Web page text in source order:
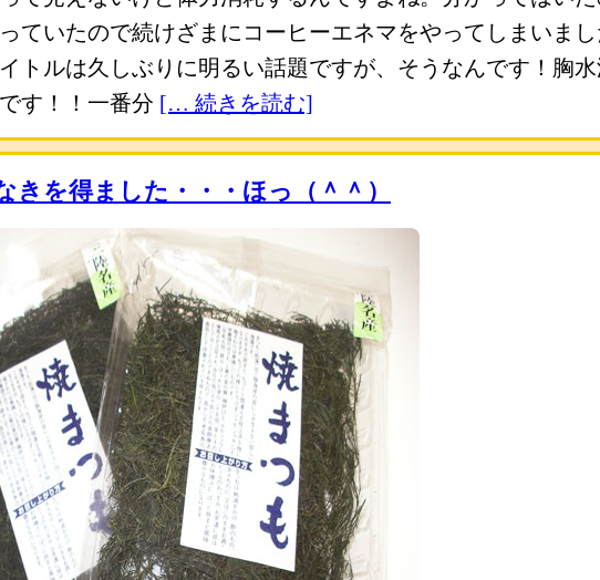
ていたので続けざまにコーヒーエネマをやってしまいまし
トルは久しぶりに明るい話題ですが、そうなんです！胸
す！！一番分 [… 続きを読む]
きを得ました・・・ほっ（＾＾）